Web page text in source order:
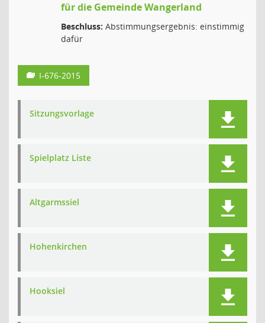
für die Gemeinde Wangerland
Beschluss: Abstimmungsergebnis: einstimmig
dafür
I-676-2015
Sitzungsvorlage
Spielplatz Liste
Altgarmssiel
Hohenkirchen
Hooksiel